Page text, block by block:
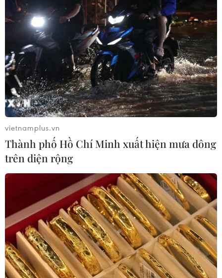
vietnamplus.vn
Thành phố Hồ Chí Minh xuất hiện mưa dông
trên diện rộng